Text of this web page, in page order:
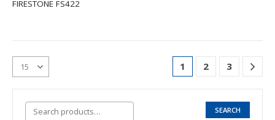
FIRESTONE FS422
1 2 3
SEARCH